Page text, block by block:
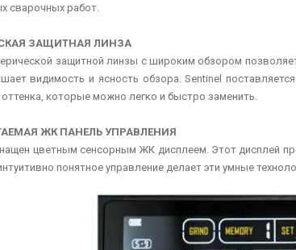
сварочных работ.
ЗАЩИТНАЯ ЛИНЗА
защитной линзы с широким обзором
видимость и ясность обзора. Sentinel
оттенка, которые можно легко и быстро заменить.
ЖК ПАНЕЛЬ УПРАВЛЕНИЯ
цветным сенсорным ЖК дисплеем. Этот дисплей
понятное управление делает эти умные
сварочный аппарат
электродуговой сварки
электродами...
доступная система
высшего